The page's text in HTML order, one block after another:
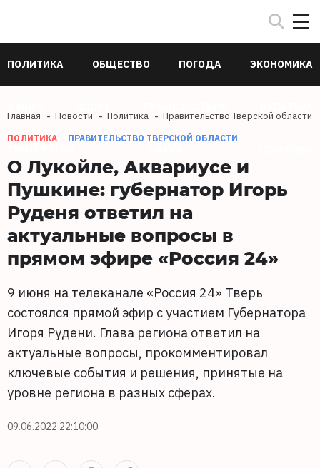
ПОЛИТИКА ОБЩЕСТВО ПОГОДА ЭКОНОМИКА
Главная Новости Политика Правительство Тверской области
ПОЛИТИКА ПРАВИТЕЛЬСТВО ТВЕРСКОЙ ОБЛАСТИ
О Лукойле, Аквариусе и
Пушкине: губернатор Игорь
Руденя ответил на
актуальные вопросы в
прямом эфире «Россия 24»
9 июня на телеканале «Россия 24» Тверь
состоялся прямой эфир с участием Губернатора
Игоря Рудени. Глава региона ответил на
актуальные вопросы, прокомментировал
ключевые события и решения, принятые на
уровне региона в разных сферах.
09.06.2022 22:10:00